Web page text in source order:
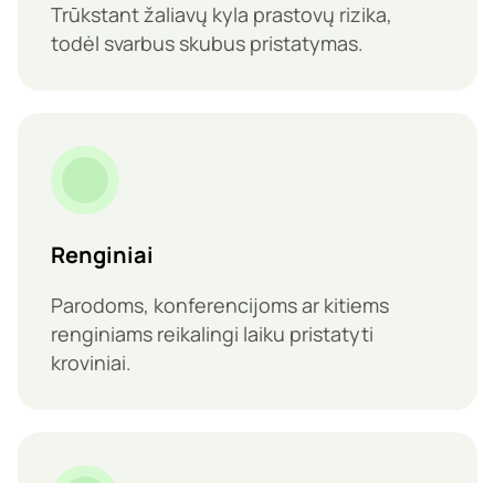
Trūkstant žaliavų kyla prastovų rizika,
todėl svarbus skubus pristatymas.
Renginiai
Parodoms, konferencijoms ar kitiems
renginiams reikalingi laiku pristatyti
kroviniai.